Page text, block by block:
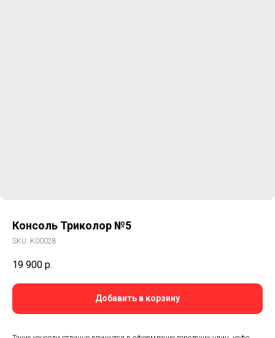
Консоль Триколор №5
SKU: K00028
19 900 р.
Добавить в корзину